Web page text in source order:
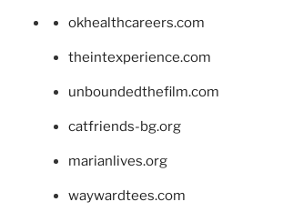
okhealthcareers.com
theintexperience.com
unboundedthefilm.com
catfriends-bg.org
marianlives.org
waywardtees.com